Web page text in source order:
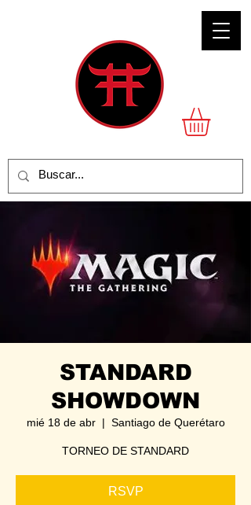
STANDARD
SHOWDOWN
mié 18 de abr
  |
Santiago de Querétaro
TORNEO DE STANDARD
RSVP